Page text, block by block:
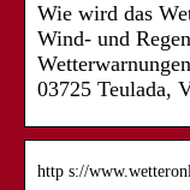
Wie wird das
Wind- und
03725 Teulada,
http s://